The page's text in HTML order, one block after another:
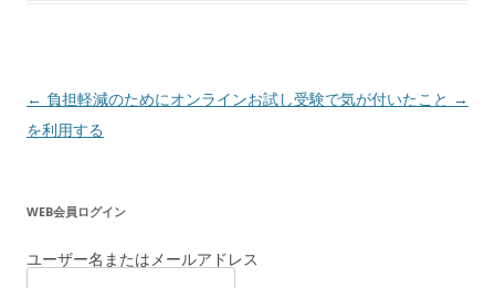
投
稿
ゲ
ー
← 負担軽減のためにオンライン
を利用する
お試し受験で気が付いたこと →
WEB会員ログイン
ユーザー名またはメールアドレス